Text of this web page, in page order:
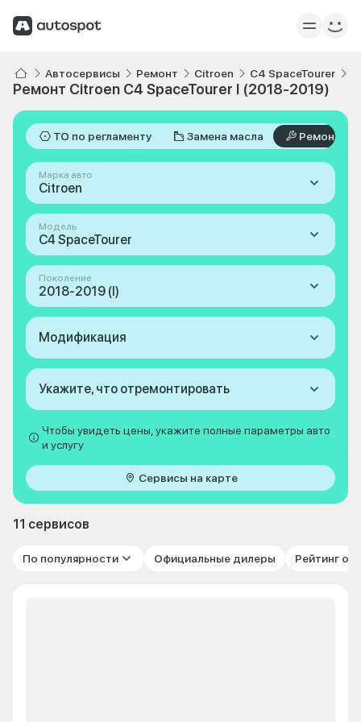
Автосервисы Ремонт Citroen C4 SpaceTourer
Ремонт Citroen C4 SpaceTourer I (2018-2019)
ТО по регламенту Замена масла Ремонт
Марка авто
Citroen
Модель
C4 SpaceTourer
Поколение
2018-2019 (I)
Модификация
Укажите, что отремонтировать
Чтобы увидеть цены, укажите полные параметры авто
и услугу
Сервисы на карте
11 сервисов
По популярности Официальные дилеры Рейтинг